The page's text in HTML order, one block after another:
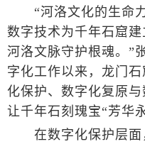
“河洛文化的生命力
数字技术为千年石窟
河洛文脉守护根魂。”
字化工作以来，龙门
化保护、数字化复原与
让千年石刻瑰宝“芳华
在数字化保护层面